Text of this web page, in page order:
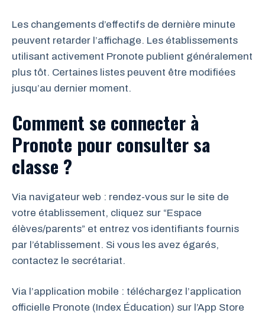
Les changements d’effectifs de dernière minute
peuvent retarder l’affichage. Les établissements
utilisant activement Pronote publient généralement
plus tôt. Certaines listes peuvent être modifiées
jusqu’au dernier moment.
Comment se connecter à
Pronote pour consulter sa
classe ?
Via navigateur web : rendez-vous sur le site de
votre établissement, cliquez sur “Espace
élèves/parents” et entrez vos identifiants fournis
par l’établissement. Si vous les avez égarés,
contactez le secrétariat.
Via l’application mobile : téléchargez l’application
officielle Pronote (Index Éducation) sur l’App Store